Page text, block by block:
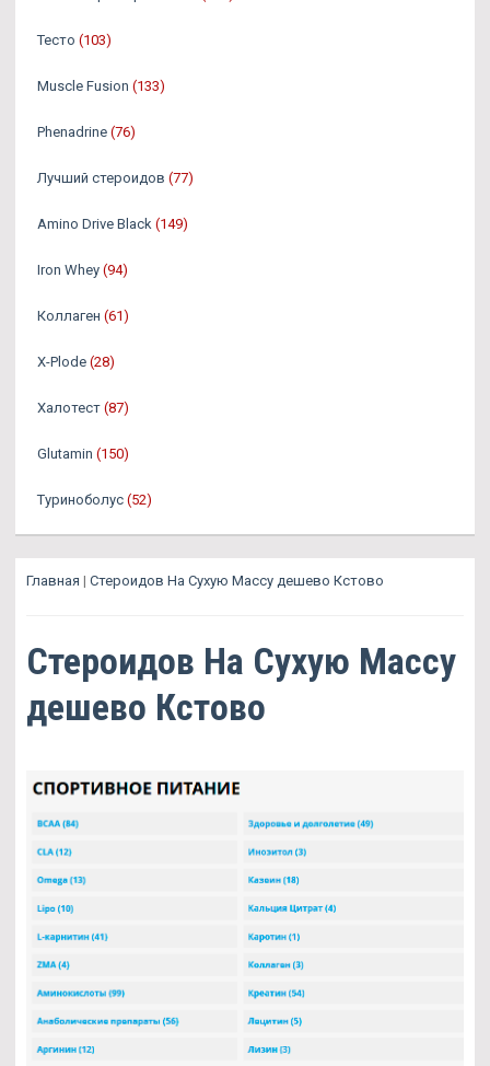
Тесто (103)
Muscle Fusion (133)
Phenadrine (76)
Лучший стероидов (77)
Amino Drive Black (149)
Iron Whey (94)
Коллаген (61)
X-Plode (28)
Халотест (87)
Glutamin (150)
Туриноболус (52)
Главная | Стероидов На Сухую Массу дешево Кстово
Стероидов На Сухую Массу
дешево Кстово